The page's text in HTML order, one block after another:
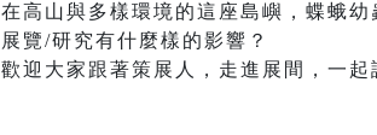
在高山與多樣環境的這座島嶼，蝶蛾
展覽/研究有什麼樣的影響？
歡迎大家跟著策展人，走進展間，一